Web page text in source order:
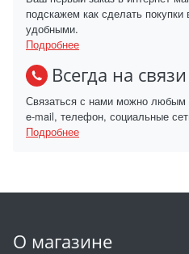
подскажем как сделать
удобными.
Подробнее
Всегда на связи
Связаться с нами можно
e-mail, телефон, социальные
Подробнее
О магазине